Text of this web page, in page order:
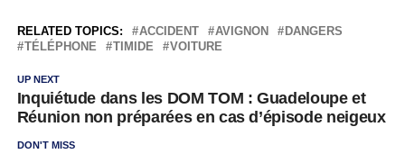
RELATED TOPICS: ACCIDENT AVIGNON
DANGERS
TÉLÉPHONE
TIMIDE VOITURE
UP NEXT
Inquiétude dans les DOM TOM : Guadeloupe et
Réunion non préparées en cas d’épisode neigeux
DON'T MISS